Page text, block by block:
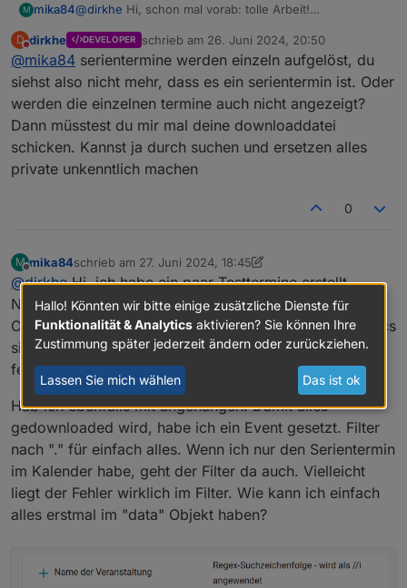
    }
webCalAlert("0_userdata.0.example_state",
M mika84@dirkhe Hi, schon mal vorab: tolle Arbeit!
Ich nutze die Download-Funktion. Die Termine werden
auch heruntergeladen. Aber im der json ist zu sehen,
dass kein Serientermin dabei ist.
Kannst du die Funktion hinzufügen oder fehlt mir nur
etwas.
P.S.: ich habe aktuell keine Ereignisse konfiguriert.
Also ist alles ungefiltert.
D
Nicht stören
dirkhe DEVELOPER schrieb am 26. Juni 2024, 20:50
zuletzt editiert von
@mika84 serientermine werden einzeln aufgelöst, du
siehst also nicht mehr, dass es ein serientermin ist. Oder
werden die einzelnen termine auch nicht angezeigt?
Dann müsstest du mir mal deine downloaddatei
schicken. Kannst ja durch suchen und ersetzen alles
private unkenntlich machen
0
M
Offline
mika84schrieb am 27. Juni 2024, 18:45
zuletzt editiert von mika84
@dirkheHi, ich habe ein paar Testtermine erstellt.
NormalEvent(x) sind normale Events. www und
Orchester sind Serientermine (1x wöchentlich). In der ics
sind sie vorhanden. Im "data" Objekt also der json
fehlen diese.
Hab ich ebenfalls mit angehangen. Damit alles
gedownloaded wird, habe ich ein Event gesetzt. Filter
nach "." für einfach alles. Wenn ich nur den Serientermin
im Kalender habe, geht der Filter da auch. Vielleicht
liegt der Fehler wirklich im Filter. Wie kann ich einfach
alles erstmal im "data" Objekt haben?
Hallo! Könnten wir bitte einige zusätzliche Dienste für
Funktionalität & Analytics aktivieren? Sie können Ihre
Zustimmung später jederzeit ändern oder zurückziehen.
Lassen Sie mich wählen Das ist ok